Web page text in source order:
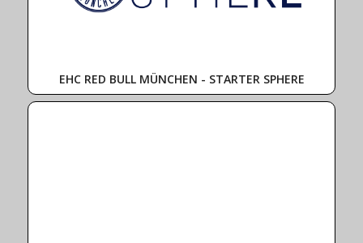
EHC RED BULL MÜNCHEN - STARTER SPHERE